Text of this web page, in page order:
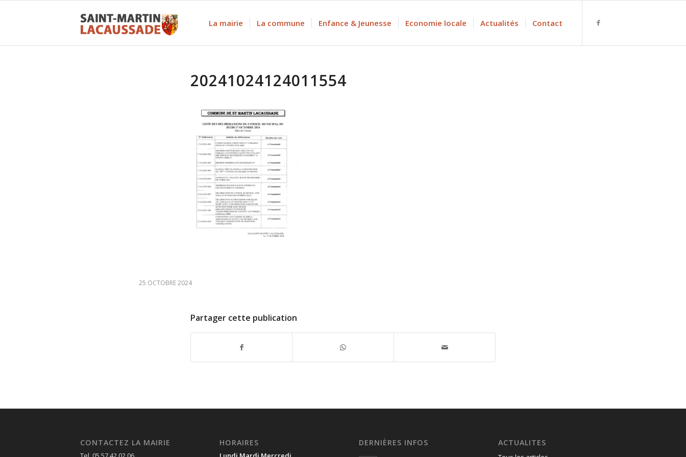
La mairie La commune Enfance & Jeunesse Economie locale Actualités Contact
20241024124011554
25 OCTOBRE 2024
Partager cette publication
CONTACTEZ LA MAIRIE HORAIRES DERNIÈRES INFOS ACTUALITES